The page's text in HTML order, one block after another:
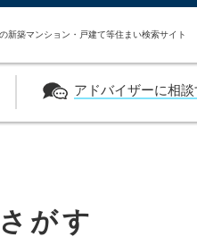
住まい
新築マンション・戸建て等住まい検索サイト
アドバイザーに相談
がす